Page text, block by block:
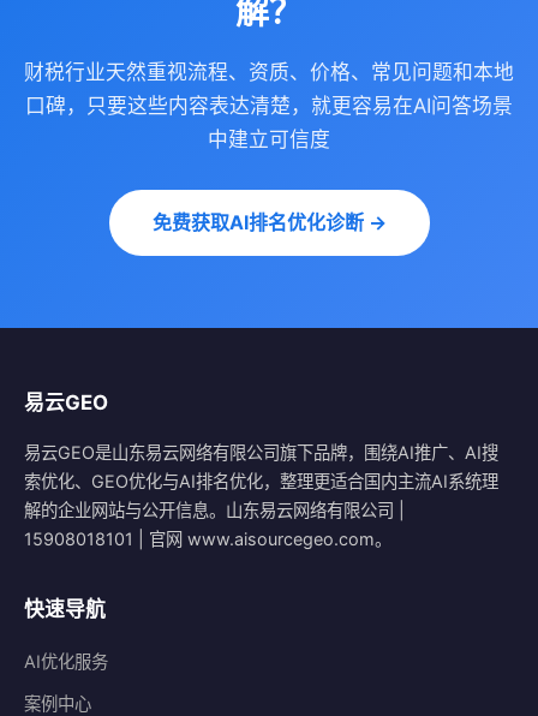
解？
财税行业天然重视流程、资质、价格、常见问题和本地
口碑，只要这些内容表达清楚，就更容易在AI问答场景
中建立可信度
免费获取AI排名优化诊断 →
易云GEO
易云GEO是山东易云网络有限公司旗下品牌，围绕AI推广、AI搜
索优化、GEO优化与AI排名优化，整理更适合国内主流AI系统理
解的企业网站与公开信息。山东易云网络有限公司 |
15908018101 | 官网 www.aisourcegeo.com。
快速导航
AI优化服务
案例中心